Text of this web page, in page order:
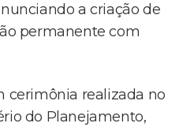
a criação de
permanente com
cerimônia realizada no
do Planejamento,